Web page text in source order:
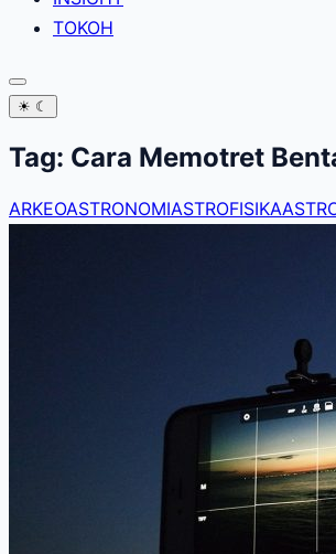
TOKOH
☀ ☾
Tag: Cara Memotret
ARKEOASTRONOMIASTROFISIKA